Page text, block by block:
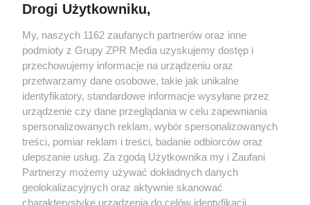
Żaden utwór zamieszczony w serwisie nie może być powielany i
rozpowszechniany lub dalej rozpowszechniany w jakikolwiek sposób (w
tym także elektroniczny lub mechaniczny) na jakimkolwiek polu
eksploatacji w jakiejkolwiek formie, włącznie z umieszczaniem w
Internecie bez pisemnej zgody właściciela praw. Jakiekolwiek użycie lub
wykorzystanie utworów w całości lub w części z naruszeniem prawa,
tzn. bez właściwej zgody, jest zabronione pod groźbą kary i może być
ścigane prawnie.
Drogi Użytkowniku,
My, naszych 1162 zaufanych partnerów oraz inne
podmioty z Grupy ZPR Media uzyskujemy dostęp i
przechowujemy informacje na urządzeniu oraz
przetwarzamy dane osobowe, takie jak unikalne
identyfikatory, standardowe informacje wysyłane przez
urządzenie czy dane przeglądania w celu zapewniania
spersonalizowanych reklam, wybór spersonalizowanych
treści, pomiar reklam i treści, badanie odbiorców oraz
ulepszanie usług. Za zgodą Użytkownika my i Zaufani
Partnerzy możemy używać dokładnych danych
geolokalizacyjnych oraz aktywnie skanować
charakterystykę urządzenia do celów identyfikacji.